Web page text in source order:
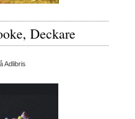
Deckare
Adlibris